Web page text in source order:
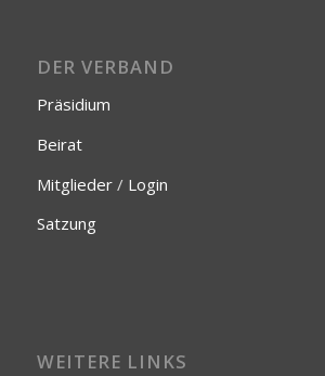
DER VERBAND
Präsidium
Beirat
Mitglieder/ Login
Satzung
WEITERE LINKS